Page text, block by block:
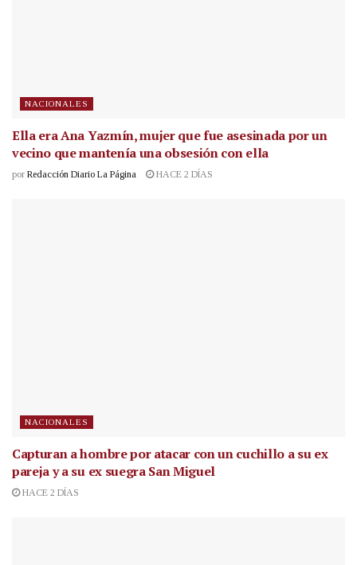
NACIONALES
Ella era Ana Yazmín, mujer que fue asesinada por un
vecino que mantenía una obsesión con ella
por Redacción Diario La Página HACE 2 DÍAS
NACIONALES
Capturan a hombre por atacar con un cuchillo a su ex
pareja y a su ex suegra San Miguel
HACE 2 DÍAS